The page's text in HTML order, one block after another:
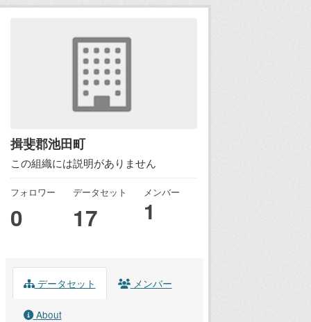
揖斐郡池田町
この組織には説明がありません
フォロワー
0
データセット
17
メンバー
1
データセット メンバー
About